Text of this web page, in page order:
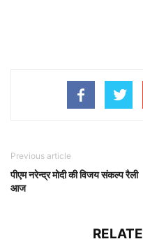
Previous article
पीएम नरेन्द्र मोदी की विजय संकल्प रैली
आज